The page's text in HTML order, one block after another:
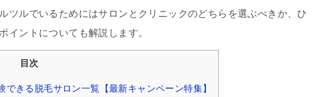
ツルでいるためにはサロンとクリニックのどちらを選ぶべきか、ひ
イントについても解説します。
目次
きる脱毛サロン一覧【最新キャンペーン特集】